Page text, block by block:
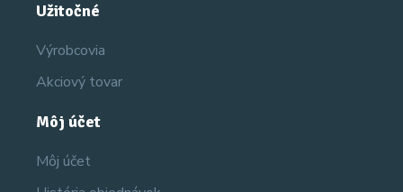
Užitočné
Výrobcovia
Akciový tovar
Môj účet
Môj účet